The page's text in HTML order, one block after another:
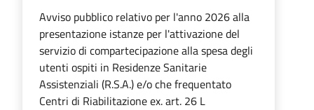
Avviso pubblico relativo per l'anno 2026 alla
presentazione istanze per l'attivazione del
servizio di compartecipazione alla spesa degli
utenti ospiti in Residenze Sanitarie
Assistenziali (R.S.A.) e/o che frequentato
Centri di Riabilitazione ex. art. 26 L